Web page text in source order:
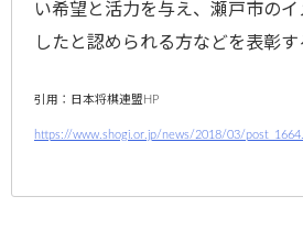
い希望と活力を与え、瀬戸市の
したと認められる方などを表彰す
引用：日本将棋連盟HP
https://www.shogi.or.jp/news/2018/03/